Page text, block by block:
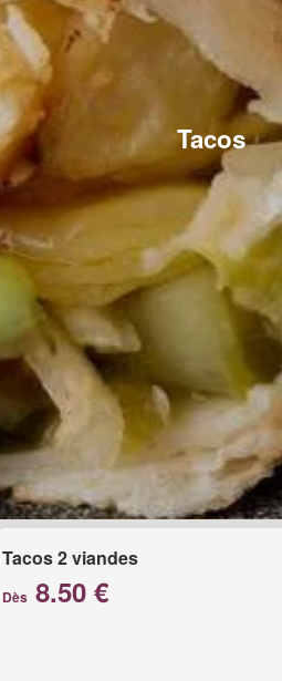
Tacos
Tacos 2 viandes
Dès8.50 €